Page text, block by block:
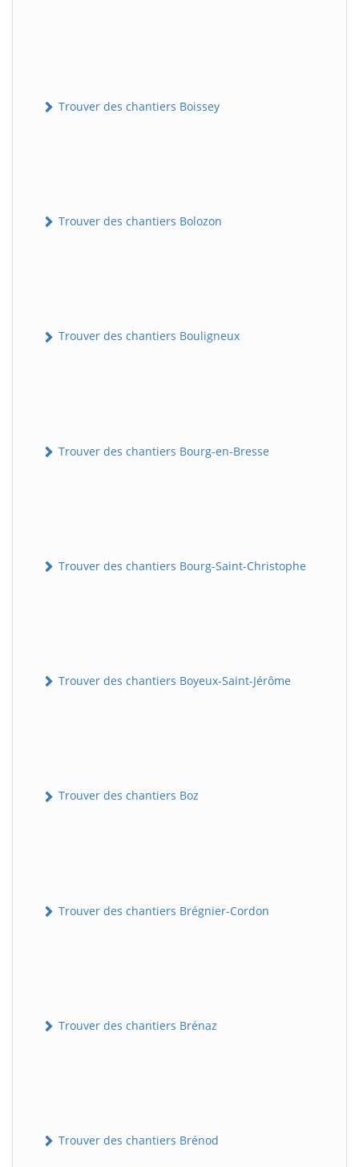
Trouver des chantiers Boissey
Trouver des chantiers Bolozon
Trouver des chantiers Bouligneux
Trouver des chantiers Bourg-en-Bresse
Trouver des chantiers Bourg-Saint-Christophe
Trouver des chantiers Boyeux-Saint-Jérôme
Trouver des chantiers Boz
Trouver des chantiers Brégnier-Cordon
Trouver des chantiers Brénaz
Trouver des chantiers Brénod